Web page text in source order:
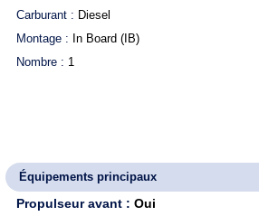
Carburant : Diesel
Montage : In Board (IB)
Nombre : 1
Équipements principaux
Propulseur avant : Oui